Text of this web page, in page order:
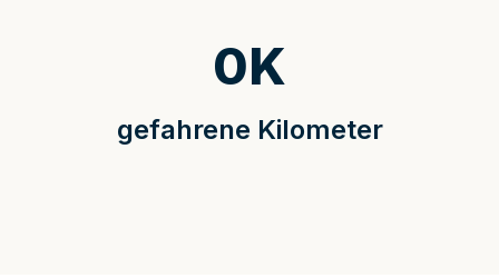
gefahrene Kilometer
0K